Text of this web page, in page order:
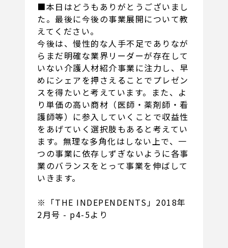
■本日はどうもありがとうございまし
た。最後に今後の事業展開について教
えてください。
今後は、慢性的な人手不足でありなが
らまだ明確な業界リーダーが存在して
いない介護人材紹介事業に注力し、早
めにシェアを押さえることでプレゼン
スを得たいと考えています。また、よ
り単価の高い商材（医師・薬剤師・看
護師等）に参入していくことで収益性
をあげていく選択肢もあると考えてい
ます。無理な多角化はしない上で、一
つの事業に依存しずぎないように各事
業のバランスをとって事業を伸ばして
いきます。
※「THE INDEPENDENTS」2018年
2月号 - p4-5より